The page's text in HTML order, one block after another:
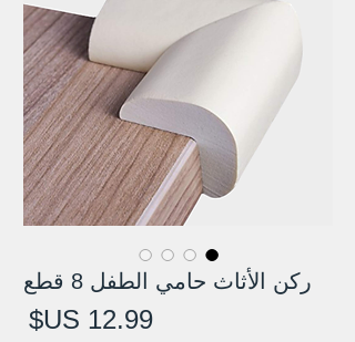
ركن الأثاث حامي الطفل 8 قطع